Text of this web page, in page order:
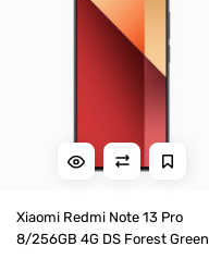
Xiaomi Redmi Note 13 Pro
8/256GB 4G DS Forest Green